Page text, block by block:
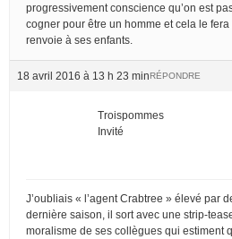
progressivement conscience qu’on est
cogner pour être un homme et cela le fera
renvoie à ses enfants.
18 avril 2016 à 13 h 23 minRÉPONDRE
Troispommes
Invité
J’oubliais « l’agent Crabtree » élevé par
dernière saison, il sort avec une strip-
moralisme de ses collègues qui estiment